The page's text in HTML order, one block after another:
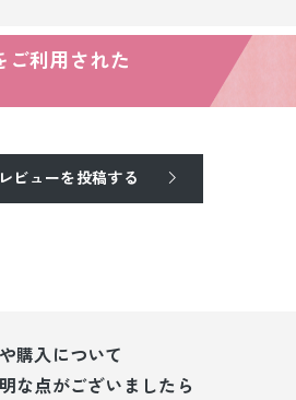
ご利用された
レビューを投稿する
購入について
な点がございましたら